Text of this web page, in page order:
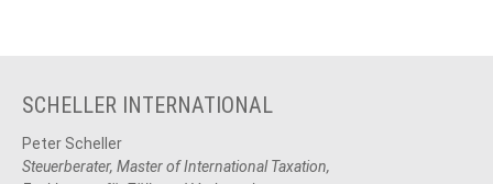
SCHELLER INTERNATIONAL
Peter Scheller
Steuerberater, Master of International Taxation,